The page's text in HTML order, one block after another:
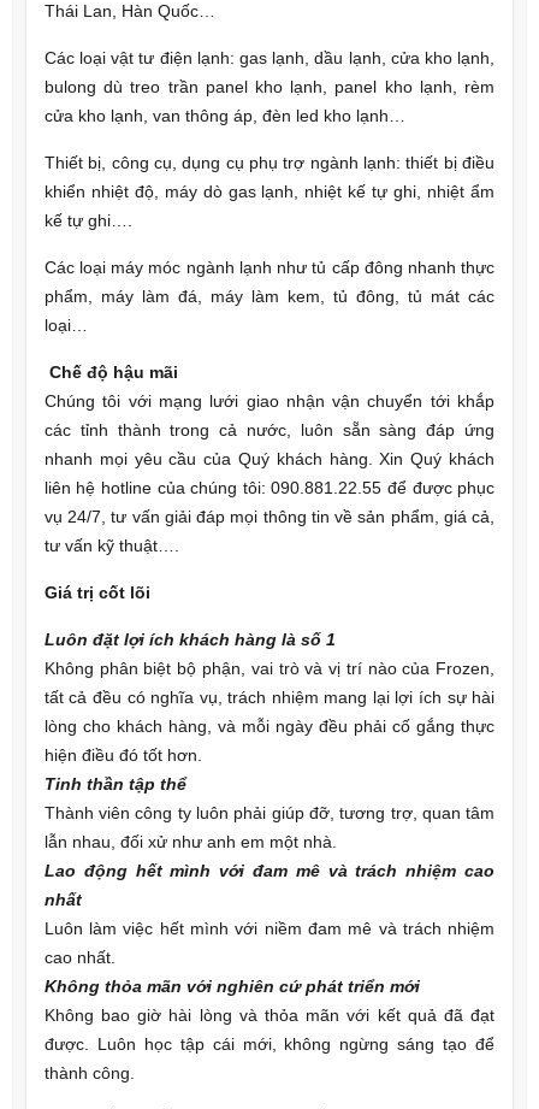
Thái Lan, Hàn Quốc…
Các loại vật tư điện lạnh: gas lạnh, dầu lạnh, cửa kho lạnh,
bulong dù treo trần panel kho lạnh, panel kho lạnh, rèm
cửa kho lạnh, van thông áp, đèn led kho lạnh…
Thiết bị, công cụ, dụng cụ phụ trợ ngành lạnh: thiết bị điều
khiển nhiệt độ, máy dò gas lạnh, nhiệt kế tự ghi, nhiệt ẩm
kế tự ghi….
Các loại máy móc ngành lạnh như tủ cấp đông nhanh thực
phẩm, máy làm đá, máy làm kem, tủ đông, tủ mát các
loại…
Chế độ hậu mãi
Chúng tôi với mạng lưới giao nhận vận chuyển tới khắp
các tỉnh thành trong cả nước, luôn sẵn sàng đáp ứng
nhanh mọi yêu cầu của Quý khách hàng. Xin Quý khách
liên hệ hotline của chúng tôi: 090.881.22.55 để được phục
vụ 24/7, tư vấn giải đáp mọi thông tin về sản phẩm, giá cả,
tư vấn kỹ thuật….
Giá trị cốt lõi
Luôn đặt lợi ích khách hàng là số 1
Không phân biệt bộ phận, vai trò và vị trí nào của Frozen,
tất cả đều có nghĩa vụ, trách nhiệm mang lại lợi ích sự hài
lòng cho khách hàng, và mỗi ngày đều phải cố gắng thực
hiện điều đó tốt hơn.
Tinh thần tập thể
Thành viên công ty luôn phải giúp đỡ, tương trợ, quan tâm
lẫn nhau, đối xử như anh em một nhà.
Lao động hết mình với đam mê và trách nhiệm cao
nhất
Luôn làm việc hết mình với niềm đam mê và trách nhiệm
cao nhất.
Không thỏa mãn với nghiên cứ phát triển mới
Không bao giờ hài lòng và thỏa mãn với kết quả đã đạt
được. Luôn học tập cái mới, không ngừng sáng tạo để
thành công.